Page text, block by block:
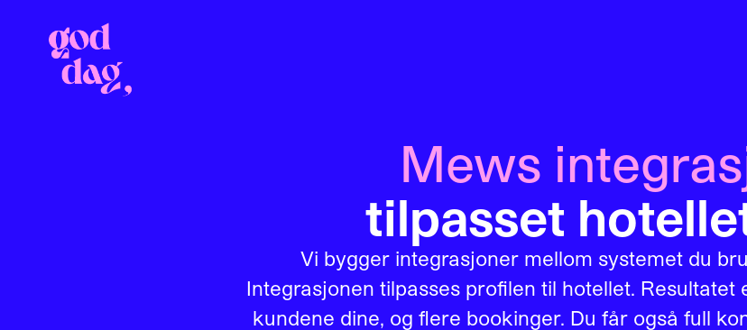
Mews
tilpasset
Vi bygger integrasjoner mellom systemet du
Integrasjonen tilpasses profilen til hotellet.
kundene dine, og flere bookinger. Du får også full